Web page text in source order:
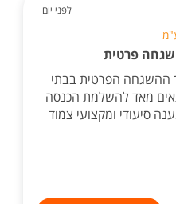
לפני יום
פרטית
ההשגחה הפרטית בבתי
מאד להשלמת הכנסה
סיעודי ומקצועי צמוד